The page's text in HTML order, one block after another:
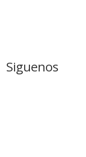
Siguenos